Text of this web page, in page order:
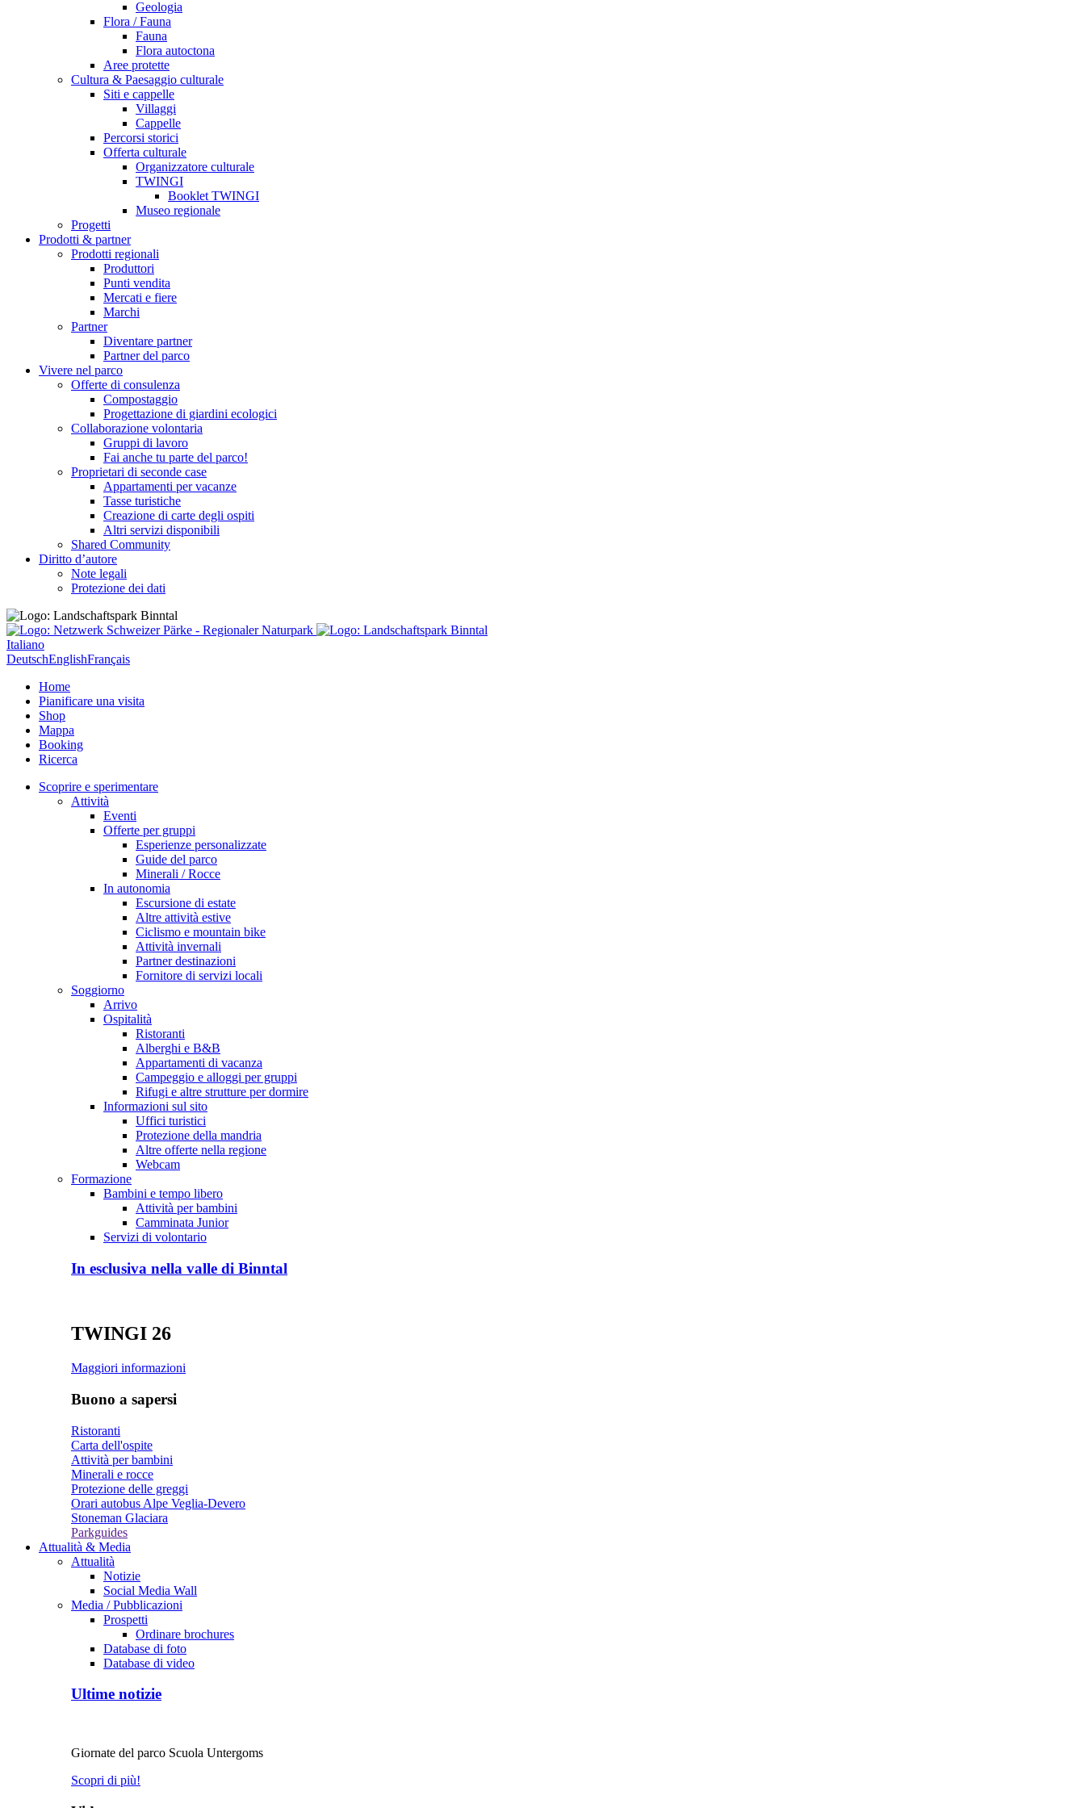
Geologia
Flora / Fauna
Fauna
Flora autoctona
Aree protette
Cultura & Paesaggio culturale
Siti e cappelle
Villaggi
Cappelle
Percorsi storici
Offerta culturale
Organizzatore culturale
TWINGI
Booklet TWINGI
Museo regionale
Progetti
Prodotti & partner
Prodotti regionali
Produttori
Punti vendita
Mercati e fiere
Marchi
Partner
Diventare partner
Partner del parco
Vivere nel parco
Offerte di consulenza
Compostaggio
Progettazione di giardini ecologici
Collaborazione volontaria
Gruppi di lavoro
Fai anche tu parte del parco!
Proprietari di seconde case
Appartamenti per vacanze
Tasse turistiche
Creazione di carte degli ospiti
Altri servizi disponibili
Shared Community
Diritto d’autore
Note legali
Protezione dei dati
Italiano
DeutschEnglishFrançais
Home
Pianificare una visita
Shop
Mappa
Booking
Ricerca
Scoprire e sperimentare
Attività
Eventi
Offerte per gruppi
Esperienze personalizzate
Guide del parco
Minerali / Rocce
In autonomia
Escursione di estate
Altre attività estive
Ciclismo e mountain bike
Attività invernali
Partner destinazioni
Fornitore di servizi locali
Soggiorno
Arrivo
Ospitalità
Ristoranti
Alberghi e B&B
Appartamenti di vacanza
Campeggio e alloggi per gruppi
Rifugi e altre strutture per dormire
Informazioni sul sito
Uffici turistici
Protezione della mandria
Altre offerte nella regione
Webcam
Formazione
Bambini e tempo libero
Attività per bambini
Camminata Junior
Servizi di volontario
In esclusiva nella valle di Binntal
TWINGI 26
Maggiori informazioni
Buono a sapersi
Ristoranti
Carta dell'ospite
Attività per bambini
Minerali e rocce
Protezione delle greggi
Orari autobus Alpe Veglia-Devero
Stoneman Glaciara
Parkguides
Attualità & Media
Attualità
Notizie
Social Media Wall
Media / Pubblicazioni
Prospetti
Ordinare brochures
Database di foto
Database di video
Ultime notizie
Giornate del parco Scuola Untergoms
Scopri di più!